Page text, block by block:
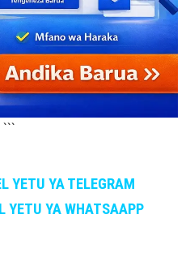
```
YETU YA TELEGRAM
YETU YA WHATSAAPP